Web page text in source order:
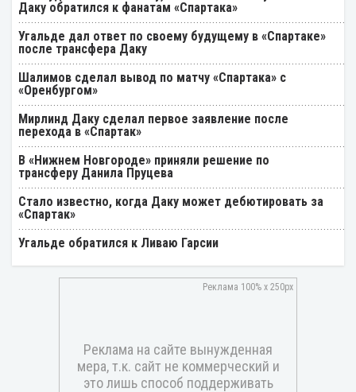
Даку обратился к фанатам «Спартака»
Угальде дал ответ по своему будущему в «Спартаке»
после трансфера Даку
Шалимов сделал вывод по матчу «Спартака» с
«Оренбургом»
Мирлинд Даку сделал первое заявление после
перехода в «Спартак»
В «Нижнем Новгороде» приняли решение по
трансферу Данила Пруцева
Стало известно, когда Даку может дебютировать за
«Спартак»
Угальде обратился к Ливаю Гарсии